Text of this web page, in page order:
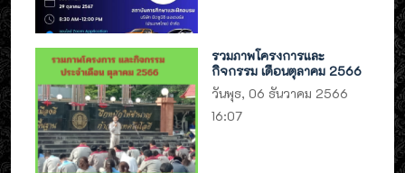
รวมภาพโครงการและ
กิจกรรม เดือนตุลาคม 2566
วันพุธ, 06 ธันวาคม 2566
16:07